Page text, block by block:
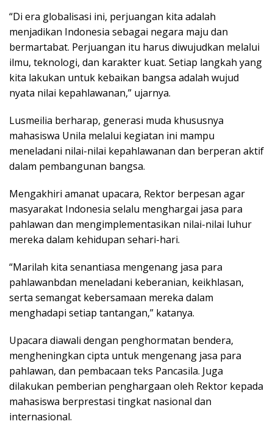
“Di era globalisasi ini, perjuangan kita adalah
menjadikan Indonesia sebagai negara maju dan
bermartabat. Perjuangan itu harus diwujudkan melalui
ilmu, teknologi, dan karakter kuat. Setiap langkah yang
kita lakukan untuk kebaikan bangsa adalah wujud
nyata nilai kepahlawanan,” ujarnya.
Lusmeilia berharap, generasi muda khususnya
mahasiswa Unila melalui kegiatan ini mampu
meneladani nilai-nilai kepahlawanan dan berperan aktif
dalam pembangunan bangsa.
Mengakhiri amanat upacara, Rektor berpesan agar
masyarakat Indonesia selalu menghargai jasa para
pahlawan dan mengimplementasikan nilai-nilai luhur
mereka dalam kehidupan sehari-hari.
“Marilah kita senantiasa mengenang jasa para
pahlawanbdan meneladani keberanian, keikhlasan,
serta semangat kebersamaan mereka dalam
menghadapi setiap tantangan,” katanya.
Upacara diawali dengan penghormatan bendera,
mengheningkan cipta untuk mengenang jasa para
pahlawan, dan pembacaan teks Pancasila. Juga
dilakukan pemberian penghargaan oleh Rektor kepada
mahasiswa berprestasi tingkat nasional dan
internasional.